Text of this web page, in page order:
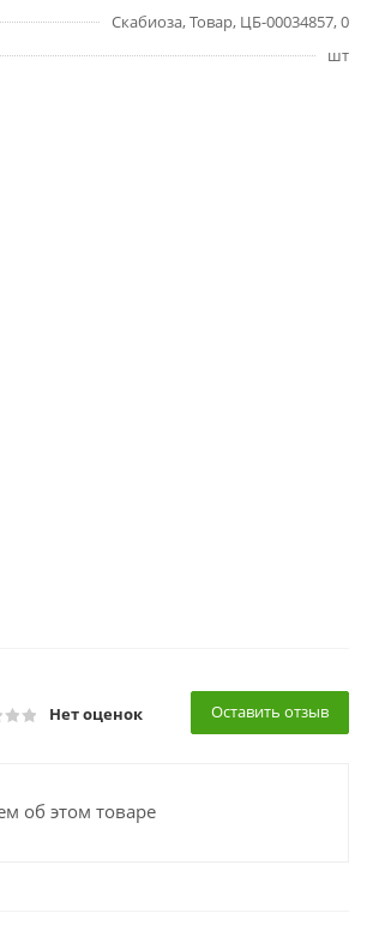
Скабиоза, Товар, ЦБ-00034857, 0
шт
Нет оценок Оставить отзыв
об этом товаре